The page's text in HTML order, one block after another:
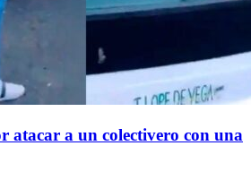
a un colectivero con una